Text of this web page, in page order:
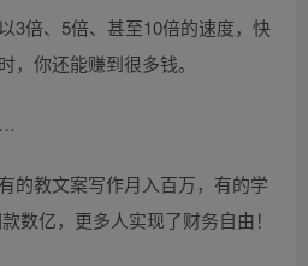
倍、5倍、甚至10倍的速度，快
你还能赚到很多钱。
的教文案写作月入百万，有的学
数亿，更多人实现了财务自由！